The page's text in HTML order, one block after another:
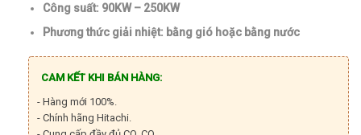
Công suất: 90KW – 250KW
Phương thức giải nhiệt: bằng gió hoặc bằng nước
CAM KẾT KHI BÁN HÀNG:
- Hàng mới 100%.
- Chính hãng Hitachi.